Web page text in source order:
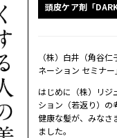
頭皮ケア剤「
（株）白井（角谷
ネーション セミナー
はじめに（株）リジ
ション（若返り）の
健康な髪が、みなさ
ました。